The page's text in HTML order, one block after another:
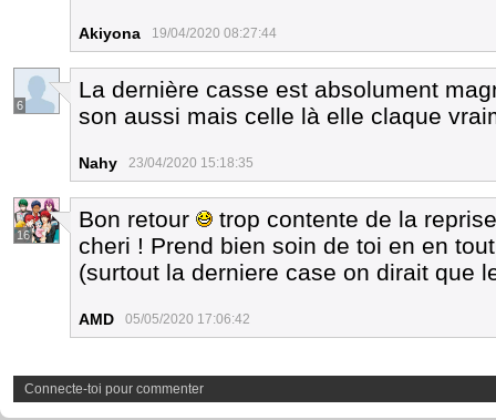
Akiyona 19/04/2020 08:27:44
6
La dernière casse est absolument
son aussi mais celle là elle claque
Nahy 23/04/2020 15:18:35
16
Bon retour
trop contente de la
cheri ! Prend bien soin de toi en en
(surtout la derniere case on dirait que
AMD 05/05/2020 17:06:42
Connecte-toi pour commenter